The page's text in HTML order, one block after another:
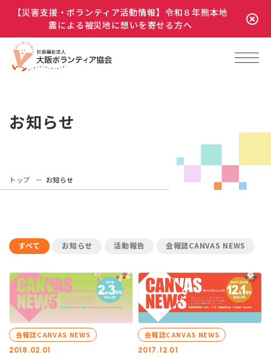
【災害支援・ボランティア活動情報】令和８年熊本地
震による被災地に想いを寄せる方へ
お知らせ
トップ お知らせ
すべて お知らせ 活動報告 会報誌CANVAS NEWS
2018.02.01
会報誌CANVAS NEWS
2017.12.01
会報誌CANVAS NEWS